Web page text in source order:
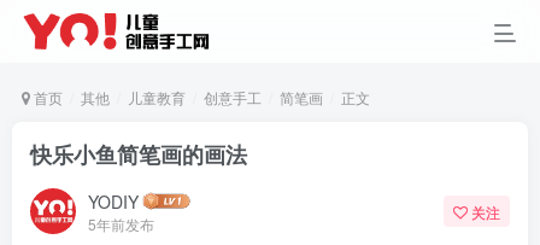
首页 其他 儿童教育 创意手工 简笔画 正文
快乐小鱼简笔画的画法
YODIY
5年前发布
关注